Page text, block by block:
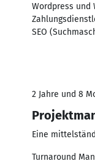
Wordpress und
SEO
2 Jahre und 8
Eine
Turnaround